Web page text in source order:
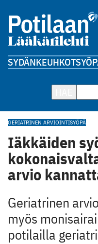
SYDÄNKEUHKOT
GERIATRINEN ARVIOINTISYÖPÄ
Iäkkäiden
arvio
Geriatrinen
myös
potilailla